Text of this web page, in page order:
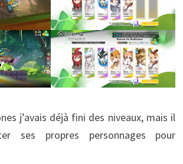
j’avais déjà fini des niveaux, mais il
ses propres personnages pour